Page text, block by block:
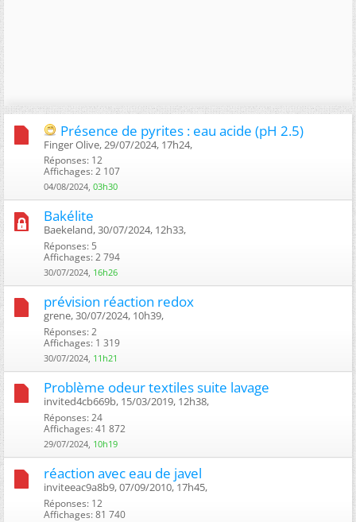
Présence de pyrites : eau acide (pH 2.5)
Finger Olive, 29/07/2024, 17h24, ‎
Réponses: 12
Affichages: 2 107
04/08/2024, 03h30
Bakélite
Baekeland, 30/07/2024, 12h33, ‎
Réponses: 5
Affichages: 2 794
30/07/2024, 16h26
prévision réaction redox
grene, 30/07/2024, 10h39, ‎
Réponses: 2
Affichages: 1 319
30/07/2024, 11h21
Problème odeur textiles suite lavage
invited4cb669b, 15/03/2019, 12h38, ‎
Réponses: 24
Affichages: 41 872
29/07/2024, 10h19
réaction avec eau de javel
inviteeac9a8b9, 07/09/2010, 17h45, ‎
Réponses: 12
Affichages: 81 740